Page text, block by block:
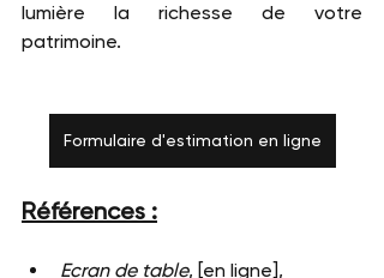
lumière la richesse de votre
patrimoine.
Formulaire d'estimation en ligne
Références :
Ecran de table, [en ligne],